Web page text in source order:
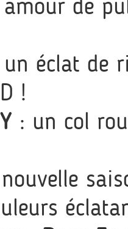
de
éclat de
!
: un col